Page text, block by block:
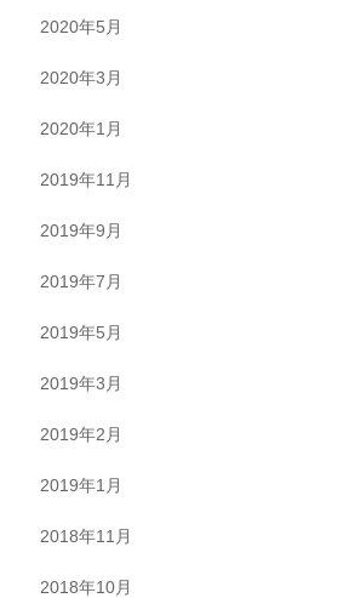
2020年5月
2020年3月
2020年1月
2019年11月
2019年9月
2019年7月
2019年5月
2019年3月
2019年2月
2019年1月
2018年11月
2018年10月